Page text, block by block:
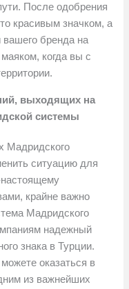
После одобрения
красивым значком, а
бренда на
когда вы с
выходящих на
системы
Мадридского
ситуацию для
крайне важно
Мадридского
надежный
знака в Турции.
оказаться в
из важнейших